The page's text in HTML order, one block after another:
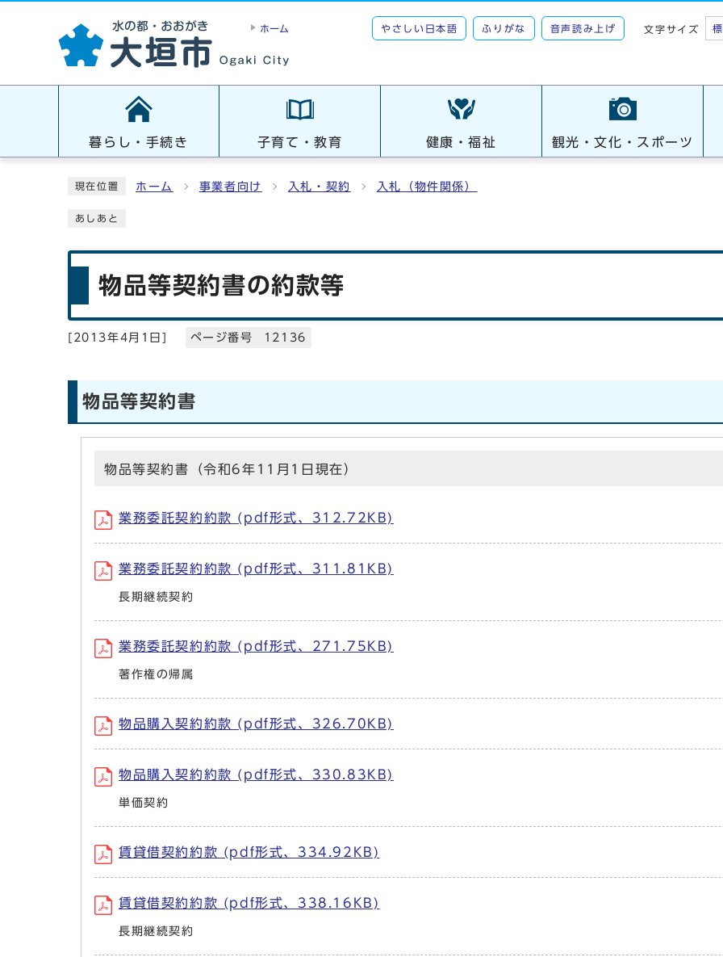
ホーム やさしい日本語 ふりがな 音声読み上げ 文字サイズ
暮らし・手続き 子育て・教育 健康・福祉 観光・文化・スポーツ
現在位置 ホーム 事業者向け 入札・契約 入札（物件関係）
あしあと
物品等契約書の約款等
2013年4月1日 ページ番号 12136
物品等契約書
物品等契約書（令和6年11月1日現在）
業務委託契約約款 (pdf形式、312.72KB)
業務委託契約約款 (pdf形式、311.81KB)
長期継続契約
業務委託契約約款 (pdf形式、271.75KB)
著作権の帰属
物品購入契約約款 (pdf形式、326.70KB)
物品購入契約約款 (pdf形式、330.83KB)
単価契約
賃貸借契約約款 (pdf形式、334.92KB)
賃貸借契約約款 (pdf形式、338.16KB)
長期継続契約